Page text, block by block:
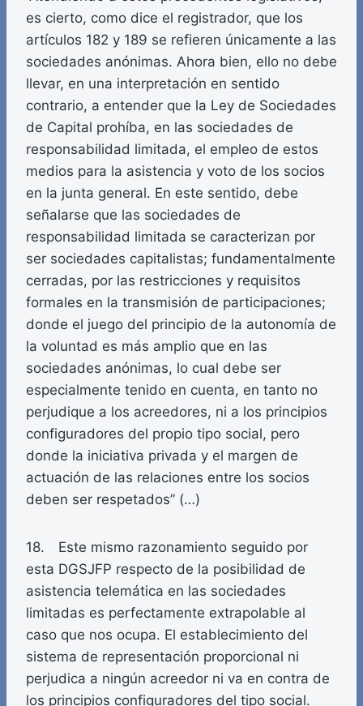
es cierto, como dice el registrador, que los
artículos 182 y 189 se refieren únicamente a las
sociedades anónimas. Ahora bien, ello no debe
llevar, en una interpretación en sentido
contrario, a entender que la Ley de Sociedades
de Capital prohíba, en las sociedades de
responsabilidad limitada, el empleo de estos
medios para la asistencia y voto de los socios
en la junta general. En este sentido, debe
señalarse que las sociedades de
responsabilidad limitada se caracterizan por
ser sociedades capitalistas; fundamentalmente
cerradas, por las restricciones y requisitos
formales en la transmisión de participaciones;
donde el juego del principio de la autonomía de
la voluntad es más amplio que en las
sociedades anónimas, lo cual debe ser
especialmente tenido en cuenta, en tanto no
perjudique a los acreedores, ni a los principios
configuradores del propio tipo social, pero
donde la iniciativa privada y el margen de
actuación de las relaciones entre los socios
deben ser respetados” (…)
18. Este mismo razonamiento seguido por
esta DGSJFP respecto de la posibilidad de
asistencia telemática en las sociedades
limitadas es perfectamente extrapolable al
caso que nos ocupa. El establecimiento del
sistema de representación proporcional ni
perjudica a ningún acreedor ni va en contra de
los principios configuradores del tipo social.